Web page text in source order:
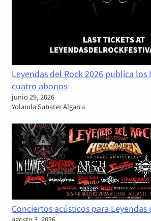
Leyendas del Rock 2026 publica los
cuatro abonos
junio 29, 2026
Yolanda Sabater Algarra
Conciertos acústicos para Leyendas